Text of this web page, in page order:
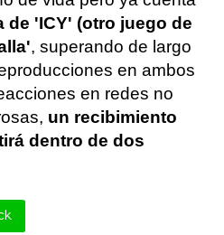
de 'ICY' (otro juego de
, superando de largo
en ambos
en redes no
un recibimiento
dentro de dos